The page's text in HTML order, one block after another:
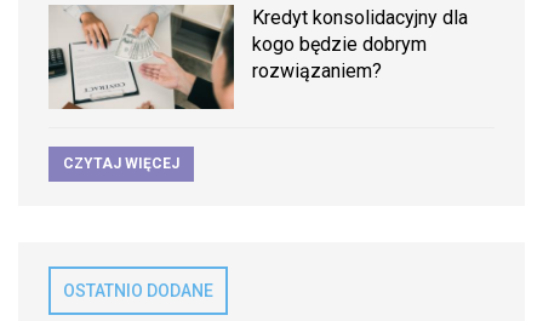
Kredyt konsolidacyjny dla
kogo będzie dobrym
rozwiązaniem?
CZYTAJ WIĘCEJ
OSTATNIO DODANE